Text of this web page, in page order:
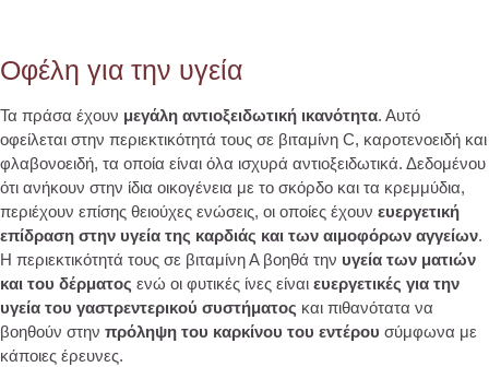
Οφέλη για την υγεία
Τα πράσα έχουν μεγάλη αντιοξειδωτική ικανότητα. Αυτό
οφείλεται στην περιεκτικότητά τους σε βιταμίνη C, καροτενοειδή και
φλαβονοειδή, τα οποία είναι όλα ισχυρά αντιοξειδωτικά. Δεδομένου
ότι ανήκουν στην ίδια οικογένεια με το σκόρδο και τα κρεμμύδια,
περιέχουν επίσης θειούχες ενώσεις, οι οποίες έχουν ευεργετική
επίδραση στην υγεία της καρδιάς και των αιμοφόρων αγγείων.
Η περιεκτικότητά τους σε βιταμίνη Α βοηθά την υγεία των ματιών
και του δέρματος ενώ οι φυτικές ίνες είναι ευεργετικές για την
υγεία του γαστρεντερικού συστήματος και πιθανότατα να
βοηθούν στην πρόληψη του καρκίνου του εντέρου σύμφωνα με
κάποιες έρευνες.